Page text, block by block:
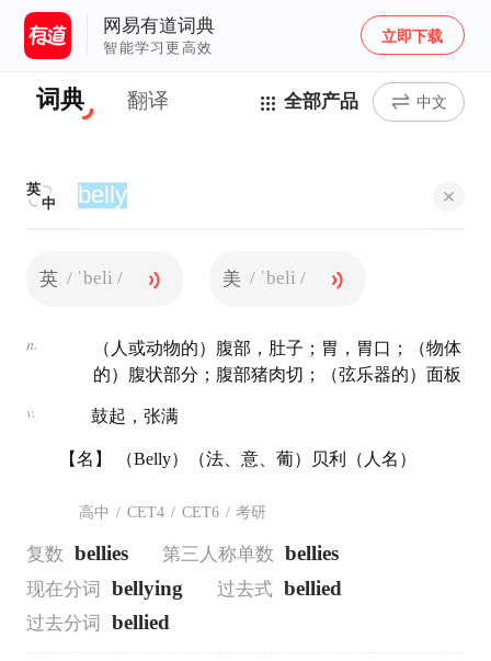
网易有道词典
智能学习更高效
立即下载
词典 翻译 全部产品 中文
英
中
英 / ˈbeli / 美 / ˈbeli /
n.
（人或动物的）腹部，肚子；胃，胃口；（物体
的）腹状部分；腹部猪肉切；（弦乐器的）面板
v. 鼓起，张满
【名】 （Belly）（法、意、葡）贝利（人名）
高中 / CET4 / CET6 / 考研
复数 bellies 第三人称单数 bellies
现在分词 bellying 过去式 bellied
过去分词 bellied